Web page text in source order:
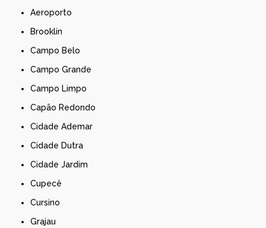
Aeroporto
Brooklin
Campo Belo
Campo Grande
Campo Limpo
Capão Redondo
Cidade Ademar
Cidade Dutra
Cidade Jardim
Cupecê
Cursino
Grajau